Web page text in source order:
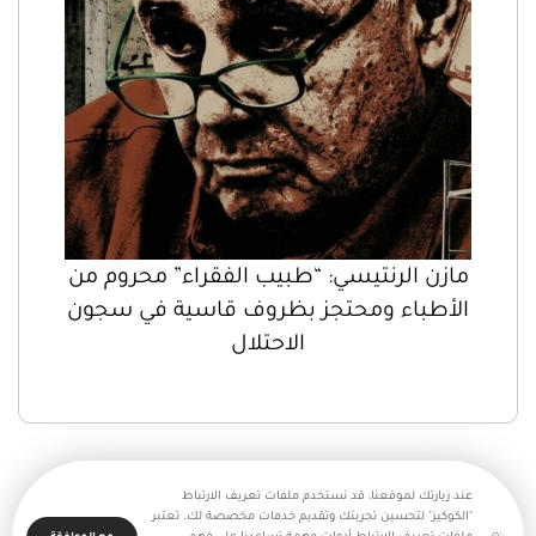
مازن الرنتيسي: “طبيب الفقراء” محروم من
الأطباء ومحتجز بظروف قاسية في سجون
الاحتلال
عند زيارتك لموقعنا، قد نستخدم ملفات تعريف الارتباط
"الكوكيز" لتحسين تجربتك وتقديم خدمات مخصصة لك. تعتبر